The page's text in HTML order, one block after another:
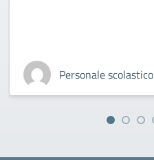
Personale scolastico